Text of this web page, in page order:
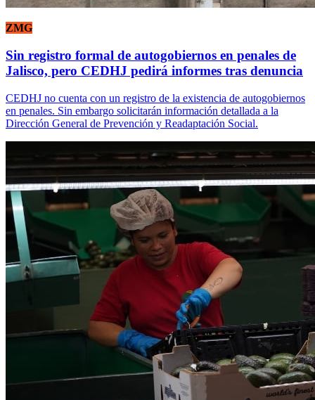
ZMG
Sin registro formal de autogobiernos en penales de
Jalisco, pero CEDHJ pedirá informes tras denuncia
CEDHJ no cuenta con un registro de la existencia de autogobiernos
en penales. Sin embargo solicitarán información detallada a la
Dirección General de Prevención y Readaptación Social.